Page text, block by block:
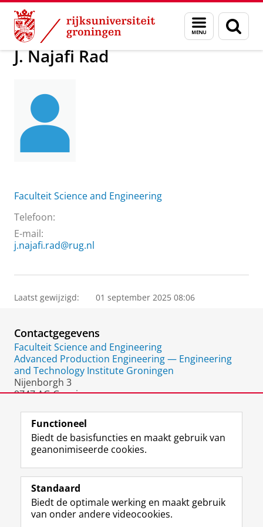
Skip
Content
Skip
Navigation
Menu
en
zoeken
Over ons J. Najafi Rad
J. Najafi Rad
Faculteit Science and Engineering
Telefoon:
E-mail:
j.najafi.rad@rug.nl
Laatst gewijzigd: 01 september 2025 08:06
Contactgegevens
Faculteit Science and Engineering
Advanced Production Engineering — Engineering
and Technology Institute Groningen
Nijenborgh 3
9747 AG Groningen
Volg de RUG
F
a
e
b
L
i
k
e
R
S
-
f
I
n
t
Y
o
T
Studiekiezers
Functioneel
Biedt de basisfuncties en maakt gebruik van
geanonimiseerde cookies.
Standaard
Biedt de optimale werking en maakt gebruik
van onder andere videocookies.